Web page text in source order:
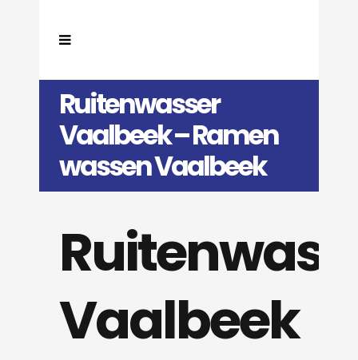
Ruitenwasser
Vaalbeek – Ramen
wassen Vaalbeek
Vaalbeek